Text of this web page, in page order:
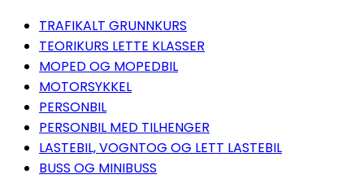
TRAFIKALT GRUNNKURS
TEORIKURS LETTE KLASSER
MOPED OG MOPEDBIL
MOTORSYKKEL
PERSONBIL
PERSONBIL MED TILHENGER
LASTEBIL, VOGNTOG OG LETT LASTEBIL
BUSS OG MINIBUSS